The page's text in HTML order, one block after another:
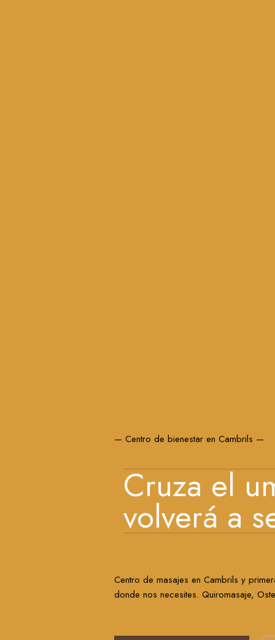
— Centro de bienestar en Cambrils —
Cruza el
volverá a
Centro de masajes en Cambrils y
donde nos necesites. Quiromasaje,